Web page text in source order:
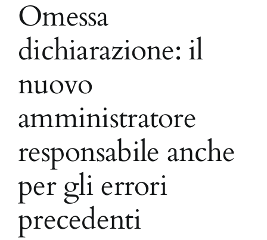
Omessa
dichiarazione: il
nuovo
amministratore
responsabile anche
per gli errori
precedenti